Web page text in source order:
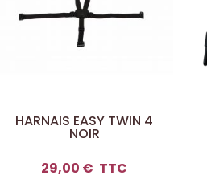
HARNAIS EASY TWIN 4
NOIR
29,00 € TTC